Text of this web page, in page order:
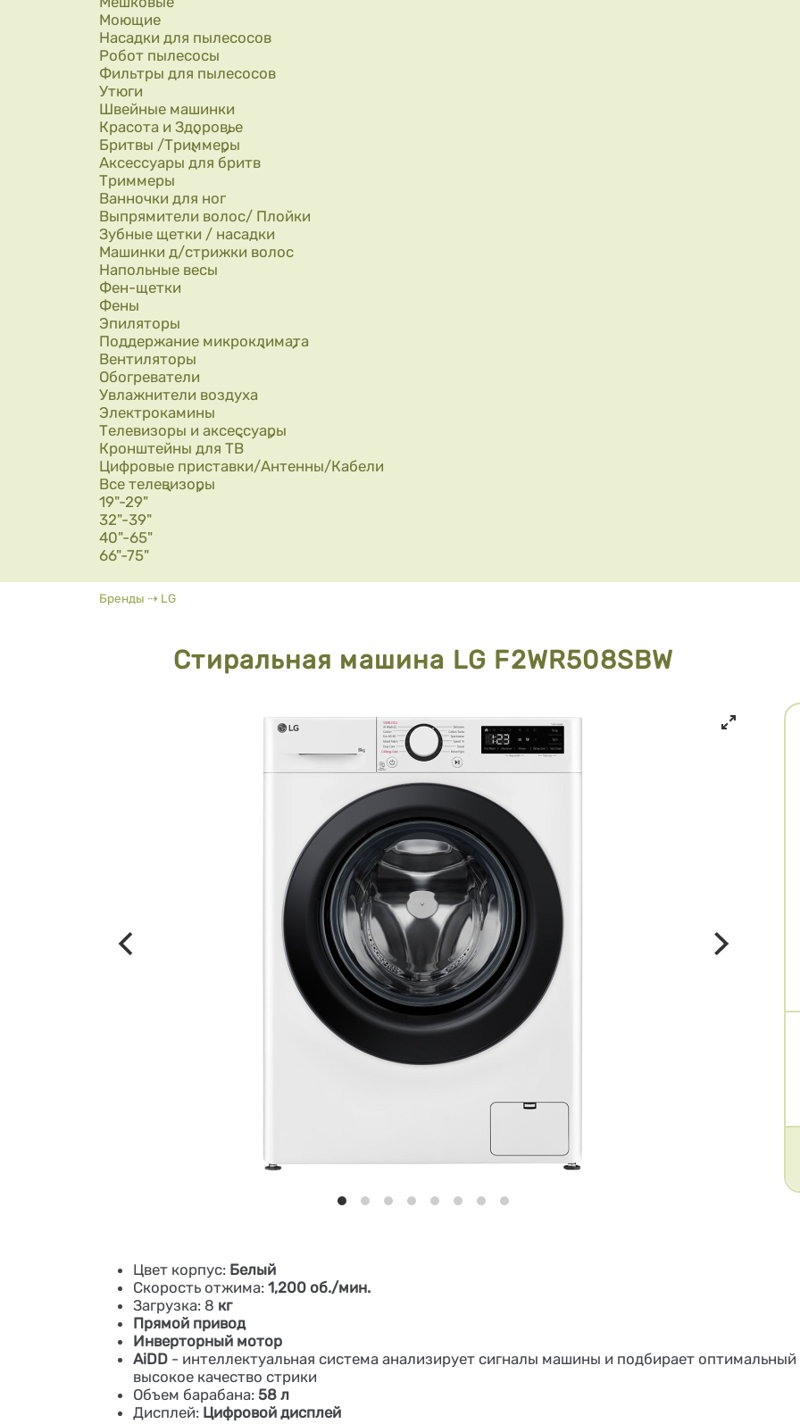
Моющие
Насадки для пылесосов
Робот пылесосы
Фильтры для пылесосов
Утюги
Швейные машинки
Красота и Здоровье
Бритвы /Триммеры
Аксессуары для бритв
Триммеры
Ванночки для ног
Выпрямители волос/ Плойки
Зубные щетки / насадки
Машинки д/стрижки волос
Напольные весы
Фен-щетки
Фены
Эпиляторы
Поддержание микроклимата
Вентиляторы
Обогреватели
Увлажнители воздуха
Электрокамины
Телевизоры и аксессуары
Кронштейны для ТВ
Цифровые приставки/Антенны/Кабели
Все телевизоры
19"-29"
32"-39"
40"-65"
66"-75"
Вы здесь
Бренды ⇢ LG
Стиральная машина LG F2WR508SBW
​​​​​​Цвет корпус: Белый
Скорость отжима:1,200 об./мин.
Загрузка: 8 кг
Прямой привод
Инверторный мотор
AiDD - интеллектуальная система анализирует сигналы машины и подбирает
высокое качество стрики
Объем барабана:58 л
Дисплей: Цифровой дисплей